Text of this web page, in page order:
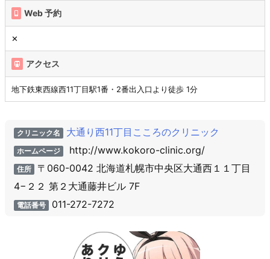
Web 予約
✕
アクセス
地下鉄東西線西11丁目駅1番・2番出入口より徒歩 1分
クリニック名 大通り西11丁目こころのクリニック
ホームページ http://www.kokoro-clinic.org/
住所 〒060-0042 北海道札幌市中央区大通西１１丁目
4−２２ 第２大通藤井ビル 7F
電話番号 011-272-7272